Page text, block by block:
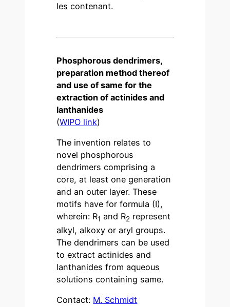
les contenant.
Phosphorous dendrimers,
preparation method thereof
and use of same for the
extraction of actinides and
lanthanides
(WIPO link)
The invention relates to
novel phosphorous
dendrimers comprising a
core, at least one generation
and an outer layer. These
motifs have for formula (I),
wherein: R1 and R2 represent
alkyl, alkoxy or aryl groups.
The dendrimers can be used
to extract actinides and
lanthanides from aqueous
solutions containing same.
Contact: M. Schmidt